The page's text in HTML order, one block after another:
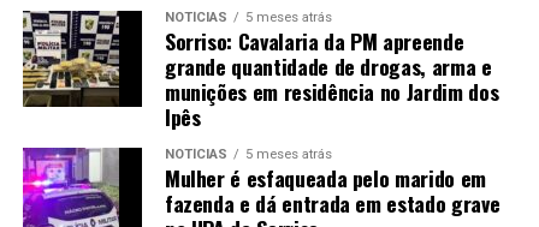
NOTÍCIAS 5 meses atrás
Sorriso: Cavalaria da PM apreende
grande quantidade de drogas, arma e
munições em residência no Jardim dos
Ipês
NOTÍCIAS 5 meses atrás
Mulher é esfaqueada pelo marido em
fazenda e dá entrada em estado grave